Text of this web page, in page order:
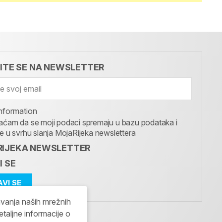
SE NA NEWSLETTER
da se moji podaci spremaju u bazu podataka i
u svrhu slanja MojaRijeka newslettera
NEWSLETTER
SE
naših mrežnih
informacije o